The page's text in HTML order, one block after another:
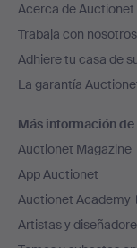
Acerca de Auctionet
Trabaja con nosotros
Adhiere tu casa de
La garantía
Más información
Auctionet Magazine
App Auctionet
Auctionet Academy
Artistas y